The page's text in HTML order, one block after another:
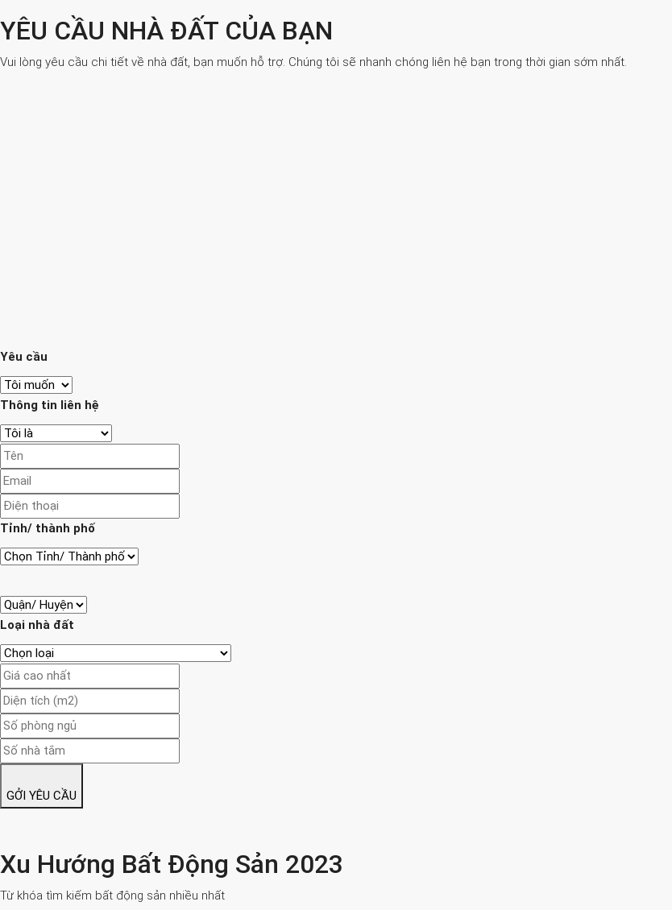
YÊU CẦU NHÀ ĐẤT CỦA BẠN
Vui lòng yêu cầu chi tiết về nhà đất, bạn muốn hỗ trợ. Chúng tôi sẽ nhanh chóng liên hệ bạn trong thời gian sớm nhất.
Yêu cầu
Thông tin liên hệ
Tỉnh/ thành phố
Loại nhà đất
GỞI YÊU CẦU
Xu Hướng Bất Động Sản 2023
Từ khóa tìm kiếm bất động sản nhiều nhất